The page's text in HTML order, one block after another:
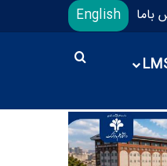
باما English